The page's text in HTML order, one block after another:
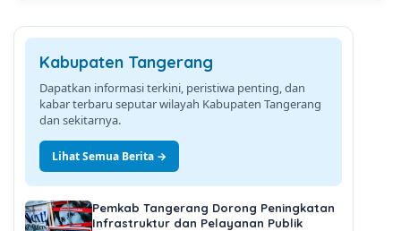
Kabupaten Tangerang
Dapatkan informasi terkini, peristiwa penting, dan
kabar terbaru seputar wilayah Kabupaten Tangerang
dan sekitarnya.
Lihat Semua Berita →
Pemkab Tangerang Dorong Peningkatan
Infrastruktur dan Pelayanan Publik